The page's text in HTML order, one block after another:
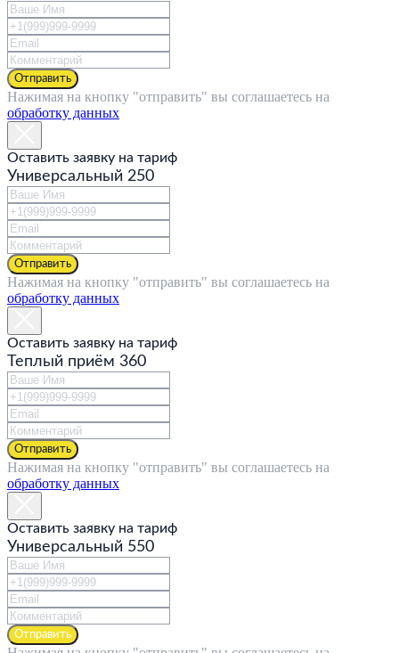
ГЛАВНАЯ
О КОМПАНИИ
ПРОЕКТЫ
БОНУСНЫЕ
ПРОГРАММЫ
НОВОСТИ
КОНТАКТЫ
ДЛЯ БИЗНЕСА
ЧАСТНЫМ
КЛИЕНТАМ
АГЕНТАМ
+7 495 755 33 33;
gstworld@gmail.com
—
© 2021 GST world
Политика конфиденциальности
Отправить
Нажимая на кнопку "отправить" вы соглашаетесь на
обработку данных
Оставить заявку на тариф
Универсальный 250
Отправить
Нажимая на кнопку "отправить" вы соглашаетесь на
обработку данных
Оставить заявку на тариф
Теплый приём 360
Отправить
Нажимая на кнопку "отправить" вы соглашаетесь на
обработку данных
Оставить заявку на тариф
Универсальный 550
Отправить